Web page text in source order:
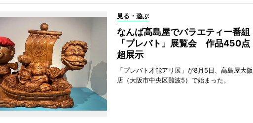
見る・遊ぶ
なんば高島屋でバラエティー番組
「プレバト」展覧会 作品450点
超展示
「プレバト才能アリ展」が8月5日、高島屋大阪
店（大阪市中央区難波5）で始まった。